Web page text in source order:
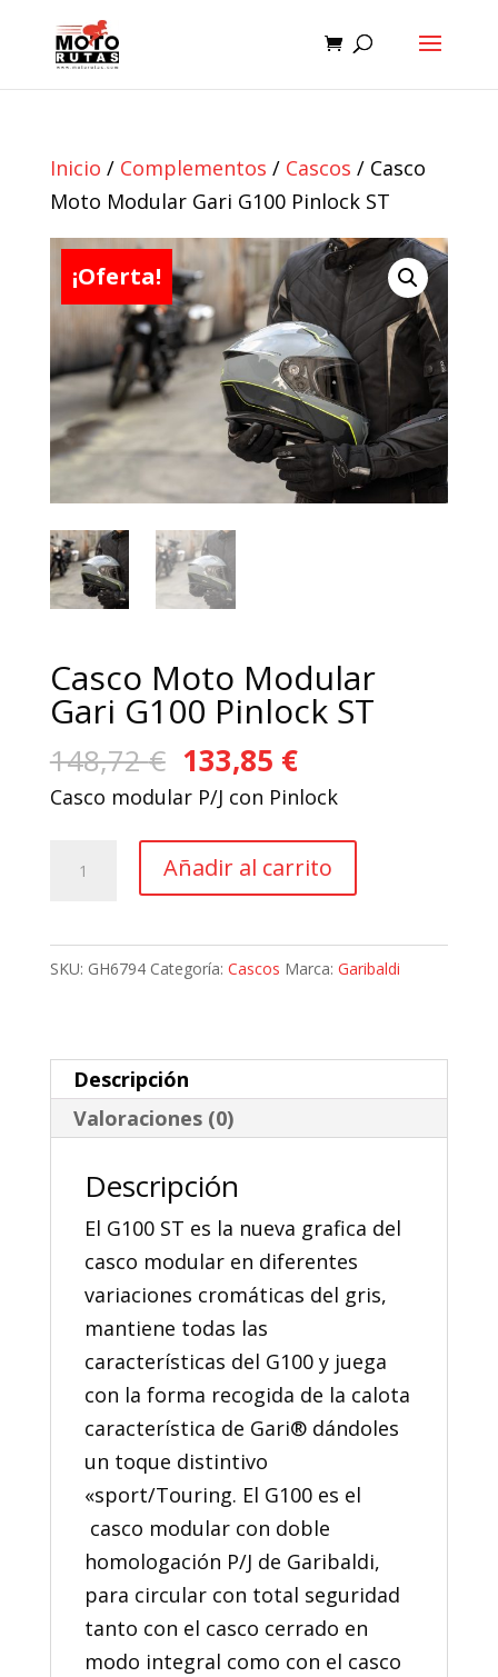
Inicio / Complementos / Cascos / Casco
Moto Modular Gari G100 Pinlock ST
¡Oferta!
Casco Moto Modular
Gari G100 Pinlock ST
148,72€ El
precio
era:
148,72 €.
133,85 €El
precio
es:
133,85 €.
Casco modular P/J con Pinlock
ST
cantidad
Añadir al carrito
SKU: GH6794 Categoría: Cascos Marca: Garibaldi
Descripción
Valoraciones (0)
Descripción
El G100 ST es la nueva grafica del
casco modular en diferentes
variaciones cromáticas del gris,
mantiene todas las
características del G100 y juega
con la forma recogida de la calota
característica de Gari® dándoles
un toque distintivo
«sport/Touring. El G100 es el
casco modular con doble
homologación P/J de Garibaldi,
para circular con total seguridad
tanto con el casco cerrado en
modo integral como con el casco